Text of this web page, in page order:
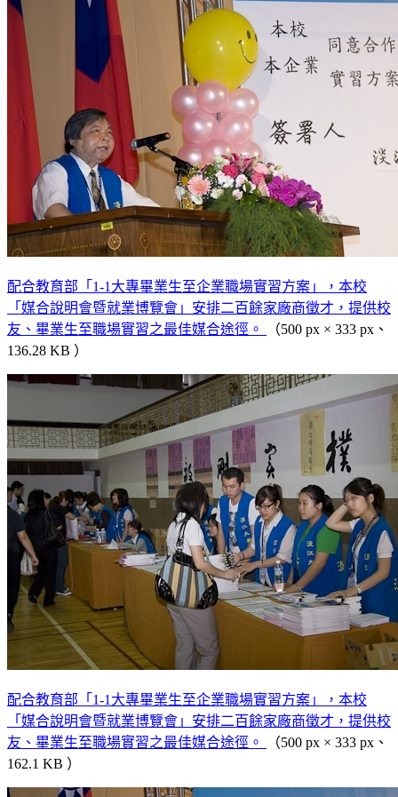
配合教育部「1-1大專畢業生至企業職場實習方案」，本校
「媒合說明會暨就業博覽會」安排二百餘家廠商徵才，提供校
友、畢業生至職場實習之最佳媒合途徑。
（500 px × 333 px、
136.28 KB ）
配合教育部「1-1大專畢業生至企業職場實習方案」，本校
「媒合說明會暨就業博覽會」安排二百餘家廠商徵才，提供校
友、畢業生至職場實習之最佳媒合途徑。
（500 px × 333 px、
162.1 KB ）